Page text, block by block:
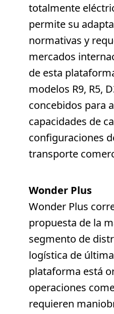
totalmente
permite su
normativas y
mercados
de esta
modelos R9, R5,
concebidos para
capacidades de
configuraciones
transporte
Wonder Plus
Wonder Plus
propuesta de la
segmento de
logística de
plataforma está
operaciones
requieren